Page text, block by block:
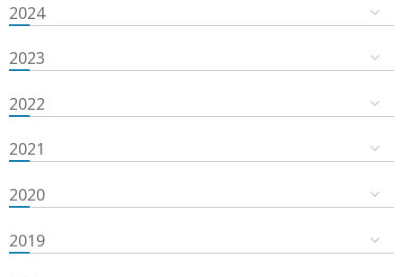
2024
2023
2022
2021
2020
2019